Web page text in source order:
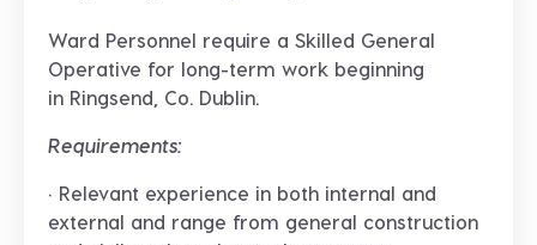
Ward Personnel require a Skilled General
Operative for long-term work beginning
in Ringsend, Co. Dublin.
Requirements:
· Relevant experience in both internal and
external and range from general construction